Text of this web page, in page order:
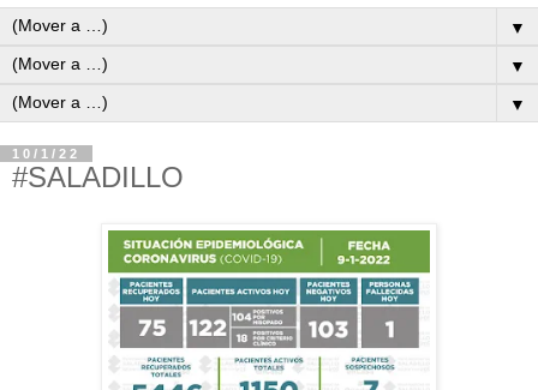
▼
▼
▼
10/1/22
#SALADILLO